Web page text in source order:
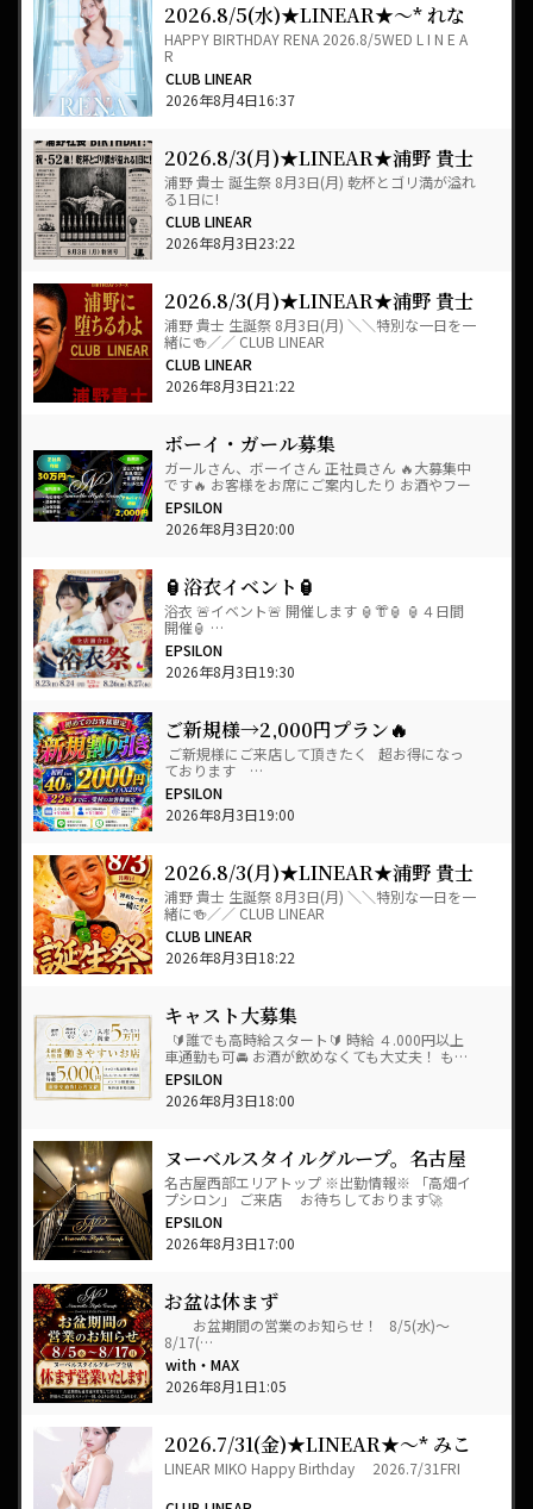
2026.8/5(水)★LINEAR★～* れな
*～BIRTHDAY★EVENT+゜
HAPPY BIRTHDAY RENA 2026.8/5WED L I N E A
R
CLUB LINEAR
2026年8月4日16:37
2026.8/3(月)★LINEAR★浦野 貴士
◆誕生祭◆
浦野 貴士 誕生祭 8月3日(月) 乾杯とゴリ満が溢れ
る1日に!
CLUB LINEAR
2026年8月3日23:22
2026.8/3(月)★LINEAR★浦野 貴士
◆誕生祭◆
浦野 貴士 生誕祭 8月3日(月) ＼＼特別な一日を一
緒に🍻／／ CLUB LINEAR
CLUB LINEAR
2026年8月3日21:22
ボーイ・ガール募集
ガールさん、ボーイさん 正社員さん 🔥大募集中
です🔥 お客様をお席にご案内したり お酒やフー
ドをテーブルまで 運んだりするお仕事です。 …
EPSILON
2026年8月3日20:00
🏮浴衣イベント🏮
浴衣 🚨イベント🚨 開催します 🏮👘🏮 🏮４日間
開催🏮 …
EPSILON
2026年8月3日19:30
ご新規様→2,000円プラン🔥
ご新規様にご来店して頂きたく 超お得になっ
ております …
EPSILON
2026年8月3日19:00
2026.8/3(月)★LINEAR★浦野 貴士
◆誕生祭◆
浦野 貴士 生誕祭 8月3日(月) ＼＼特別な一日を一
緒に🍻／／ CLUB LINEAR
CLUB LINEAR
2026年8月3日18:22
キャスト大募集
🔰誰でも高時給スタート🔰 時給 ４.000円以上
車通勤も可🚘 お酒が飲めなくても大丈夫！ も…
EPSILON
2026年8月3日18:00
ヌーベルスタイルグループ。名古屋
西部エリア、ダントツ🔥
名古屋西部エリアトップ ※出勤情報※ 「高畑イ
プシロン」 ご来店 お待ちしております🚀
…
EPSILON
2026年8月3日17:00
お盆は休まず
お盆期間の営業のお知らせ！ 8/5(水)～
8/17(…
with・MAX
2026年8月1日1:05
2026.7/31(金)★LINEAR★～* みこ
*～HAPPY★BIRTHDAY+゜
LINEAR MIKO Happy Birthday 2026.7/31FRI